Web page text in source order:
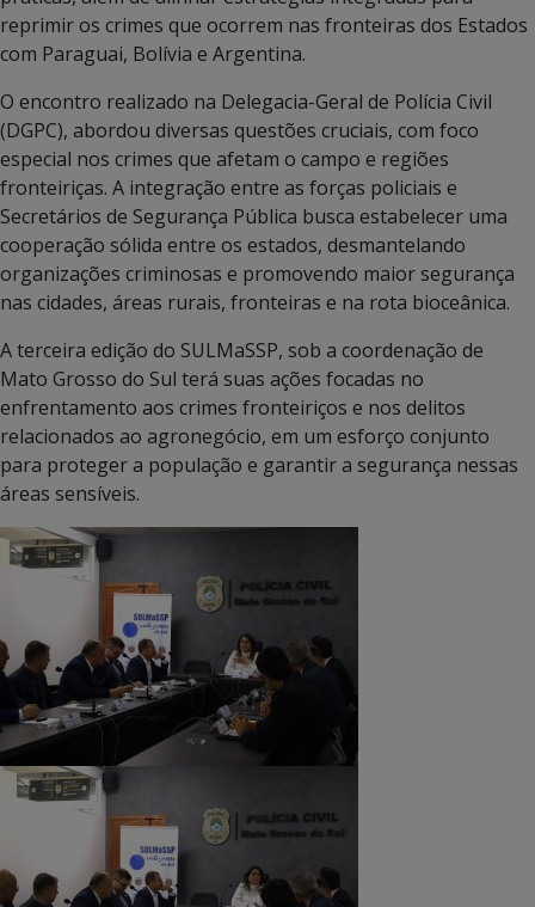
reprimir os crimes que ocorrem nas fronteiras dos Estados
com Paraguai, Bolívia e Argentina.
O encontro realizado na Delegacia-Geral de Polícia Civil
(DGPC), abordou diversas questões cruciais, com foco
especial nos crimes que afetam o campo e regiões
fronteiriças. A integração entre as forças policiais e
Secretários de Segurança Pública busca estabelecer uma
cooperação sólida entre os estados, desmantelando
organizações criminosas e promovendo maior segurança
nas cidades, áreas rurais, fronteiras e na rota bioceânica.
A terceira edição do SULMaSSP, sob a coordenação de
Mato Grosso do Sul terá suas ações focadas no
enfrentamento aos crimes fronteiriços e nos delitos
relacionados ao agronegócio, em um esforço conjunto
para proteger a população e garantir a segurança nessas
áreas sensíveis.